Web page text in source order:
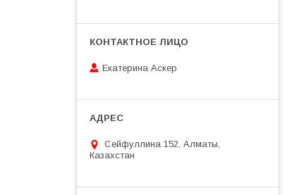
Екатерина Аскер
Сейфуллина 152, Алматы,
Казахстан